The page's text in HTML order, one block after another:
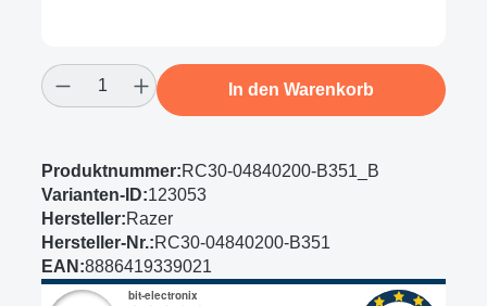
Produkt Anzahl: Gib den gewünschten
In den Warenkorb
Produktnummer:RC30-04840200-B351_B
Varianten-ID:123053
Hersteller:Razer
Hersteller-Nr.:RC30-04840200-B351
EAN:8886419339021